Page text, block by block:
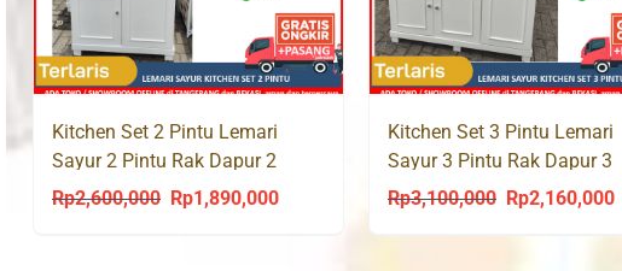
Kitchen Set 2 Pintu Lemari
Sayur 2 Pintu Rak Dapur 2
Pintu Kayu MIGIA 2P
Rp2,600,000
Original
Rp1,890,000Current
Kitchen Set 3 Pintu Lemari
Sayur 3 Pintu Rak Dapur 3
Pintu Kayu MIGIA 3P
Rp3,100,000
Original
Rp2,160,000